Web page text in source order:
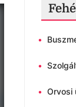
•
•
• Orvosi